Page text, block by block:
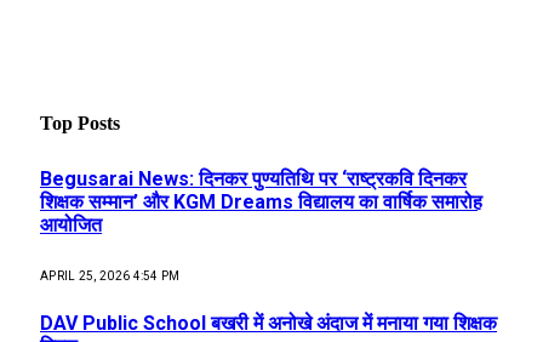
Top Posts
Begusarai News: दिनकर पुण्यतिथि पर ‘राष्ट्रकवि दिनकर
शिक्षक सम्मान’ और KGM Dreams विद्यालय का वार्षिक समारोह
आयोजित
APRIL 25, 2026 4:54 PM
DAV Public School बखरी में अनोखे अंदाज में मनाया गया शिक्षक